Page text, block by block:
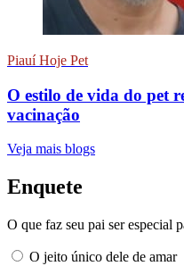
Piauí Hoje Pet
O estilo de vida do pet
vacinação
Veja mais blogs
Enquete
O que faz seu pai ser especial
O jeito único dele de amar